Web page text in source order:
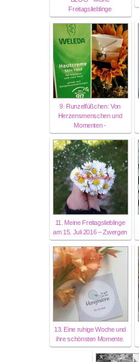
Freitagslieblinge
9. Runzelfüßchen: Von
Herzensmenschen und
Momenten -
11. Meine Freitagslieblinge
am 15. Juli 2016 – Zwergen
13. Eine ruhige Woche und
ihre schönsten Momente.